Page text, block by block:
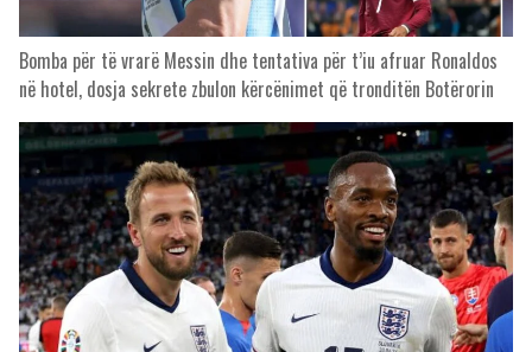
Bomba për të vrarë Messin dhe tentativa për t’iu afruar Ronaldos
në hotel, dosja sekrete zbulon kërcënimet që tronditën Botërorin